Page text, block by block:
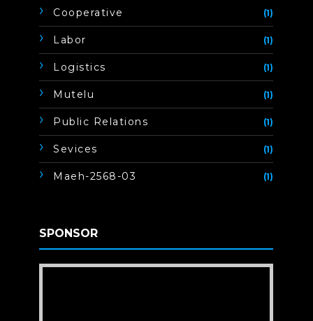
Cooperative (1)
Labor (1)
Logistics (1)
Mutelu (1)
Public Relations (1)
Sevices (1)
Maeh-2568-03 (1)
SPONSOR